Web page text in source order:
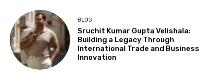
BLOG
Sruchit Kumar Gupta Velishala:
Building a Legacy Through
International Trade and Business
Innovation